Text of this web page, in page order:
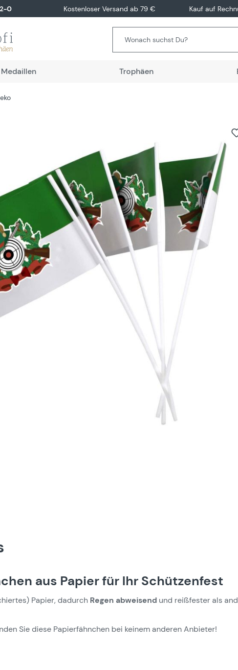
0 Kostenloser Versand ab 79 € Kauf auf
Medaillen Trophäen
aus Papier für Ihr Schützenfest
Papier, dadurch Regen abweisend und reißfester als
Sie diese Papierfähnchen bei keinem anderen Anbieter!